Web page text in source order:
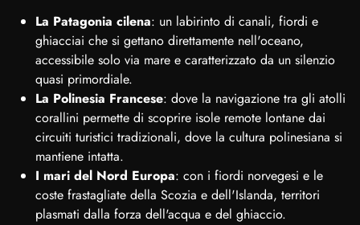
La Patagonia cilena: un labirinto di canali, fiordi e
ghiacciai che si gettano direttamente nell'oceano,
accessibile solo via mare e caratterizzato da un silenzio
quasi primordiale.
La Polinesia Francese: dove la navigazione tra gli atolli
corallini permette di scoprire isole remote lontane dai
circuiti turistici tradizionali, dove la cultura polinesiana si
mantiene intatta.
I mari del Nord Europa: con i fiordi norvegesi e le
coste frastagliate della Scozia e dell'Islanda, territori
plasmati dalla forza dell'acqua e del ghiaccio.